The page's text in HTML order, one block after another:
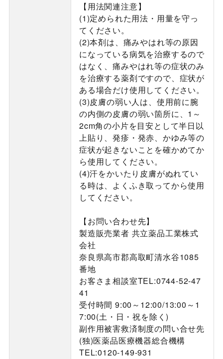
【用法関連注意】
(1)定められた用法・用量を守っ
てください。
(2)本剤は、痛みやはれ等の原因
になっている病気を治療するので
はなく、痛みやはれ等の症状のみ
を治療する薬剤ですので、症状が
ある場合だけ使用してください。
(3)皮膚の弱い人は、使用前に腕
の内側の皮膚の弱い箇所に、1～
2cm角の小片を目安として半日以
上貼り、発疹・発赤、かゆみ等の
症状が起きないことを確かめてか
ら使用してください。
(4)汗をかいたり皮膚がぬれてい
る時は、よくふき取ってから使用
してください。
【お問い合わせ先】
製造販売業者 共立薬品工業株式
会社
奈良県高市郡高取町清水谷1085
番地
お客さま相談室TEL:0744-52-47
41
受付時間 9:00～12:00/13:00～1
7:00(土・日・祝を除く)
副作用被害救済制度の問い合せ先
(独)医薬品医療機器総合機構
TEL:0120-149-931